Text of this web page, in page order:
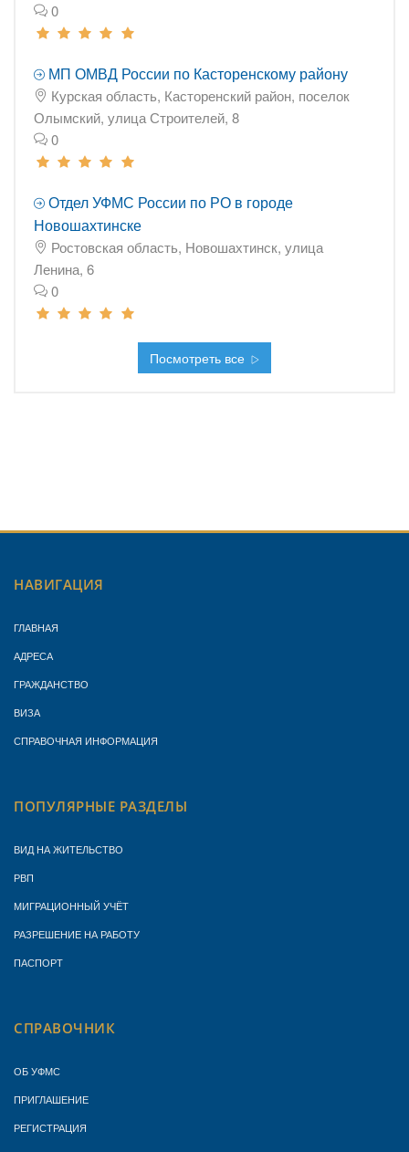
0
МП ОМВД России по Касторенскому району
Курская область, Касторенский район, поселок
Олымский, улица Строителей, 8
0
Отдел УФМС России по РО в городе
Новошахтинске
Ростовская область, Новошахтинск, улица
Ленина, 6
0
Посмотреть все
НАВИГАЦИЯ
ГЛАВНАЯ
АДРЕСА
ГРАЖДАНСТВО
ВИЗА
СПРАВОЧНАЯ ИНФОРМАЦИЯ
ПОПУЛЯРНЫЕ РАЗДЕЛЫ
ВИД НА ЖИТЕЛЬСТВО
РВП
МИГРАЦИОННЫЙ УЧЁТ
РАЗРЕШЕНИЕ НА РАБОТУ
ПАСПОРТ
СПРАВОЧНИК
ОБ УФМС
ПРИГЛАШЕНИЕ
РЕГИСТРАЦИЯ